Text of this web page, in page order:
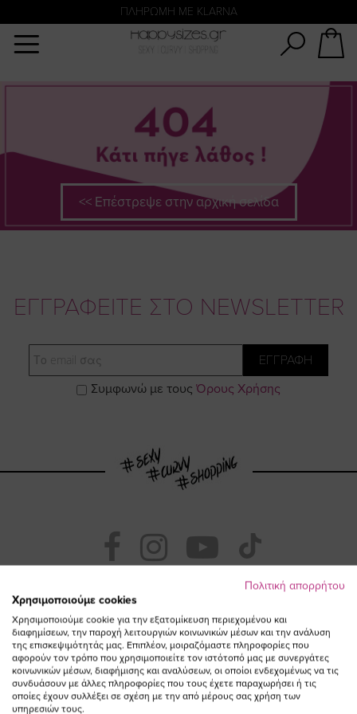
ΠΛΗΡΩΜΗ ΜΕ KLARNA
<< Επέστρεψε στην αρχική σελίδα
ΕΓΓΡΑΦΕΙΤΕ ΣΤΟ NEWSLETTER
Email
ΕΓΓΡΑΦΗ
Συμφωνώ με τους Όρους Χρήσης
Visit
https://
page
Visit
https://
page
Visit
https://
page
our
TikTok
page
Αναζήτηση
Πολιτική απορρήτου
Χρησιμοποιούμε cookies
Χρησιμοποιούμε cookie για την εξατομίκευση περιεχομένου και
διαφημίσεων, την παροχή λειτουργιών κοινωνικών μέσων και την ανάλυση
της επισκεψιμότητάς μας. Επιπλέον, μοιραζόμαστε πληροφορίες που
αφορούν τον τρόπο που χρησιμοποιείτε τον ιστότοπό μας με συνεργάτες
κοινωνικών μέσων, διαφήμισης και αναλύσεων, οι οποίοι ενδεχομένως να τις
συνδυάσουν με άλλες πληροφορίες που τους έχετε παραχωρήσει ή τις
οποίες έχουν συλλέξει σε σχέση με την από μέρους σας χρήση των
υπηρεσιών τους.